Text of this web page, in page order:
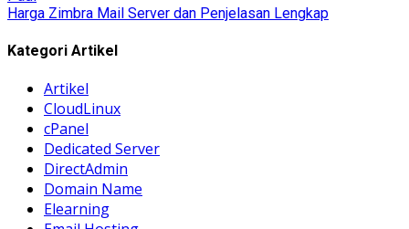
Harga Zimbra Mail Server dan Penjelasan Lengkap
Kategori Artikel
Artikel
CloudLinux
cPanel
Dedicated Server
DirectAdmin
Domain Name
Elearning